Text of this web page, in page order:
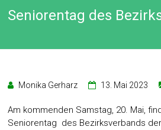
Seniorentag des
Monika Gerharz 13. Mai 2023
Am kommenden Samstag, 20. Mai,
Seniorentag des Bezirksverbands